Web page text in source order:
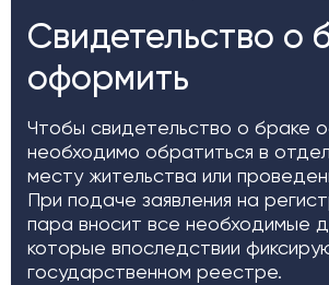
Свидетельство о
оформить
Чтобы свидетельство о браке
необходимо обратиться в
месту жительства или
При подаче заявления на
пара вносит все необходимые
которые впоследствии
государственном реестре.